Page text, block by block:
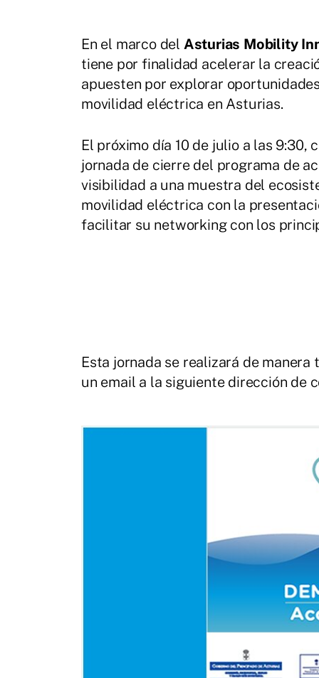
En el marco del Asturias Mobility
tiene por finalidad acelerar la
apuesten por explorar
movilidad eléctrica en Asturias.
El próximo día 10 de julio a las 9:30,
jornada de cierre del programa de
visibilidad a una muestra del
movilidad eléctrica con la
facilitar su networking con los
Esta jornada se realizará de
un email a la siguiente dirección de